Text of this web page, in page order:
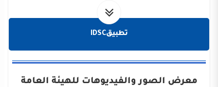
تطبيقIDSC
معرض الصور والفيديوهات للهيئة العامة